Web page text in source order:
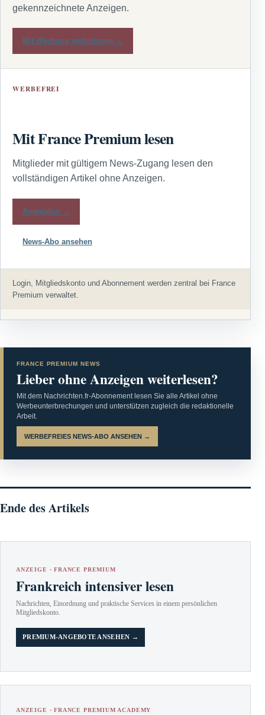
gekennzeichnete Anzeigen.
Mit Werbung weiterlesen →
WERBEFREI
Mit France Premium lesen
Mitglieder mit gültigem News-Zugang lesen den
vollständigen Artikel ohne Anzeigen.
Anmelden →
News-Abo ansehen
Login, Mitgliedskonto und Abonnement werden zentral bei France
Premium verwaltet.
FRANCE PREMIUM NEWS
Lieber ohne Anzeigen weiterlesen?
Mit dem Nachrichten.fr-Abonnement lesen Sie alle Artikel ohne
Werbeunterbrechungen und unterstützen zugleich die redaktionelle
Arbeit.
WERBEFREIES NEWS-ABO ANSEHEN →
Ende des Artikels
ANZEIGE · FRANCE PREMIUM
Frankreich intensiver lesen
Nachrichten, Einordnung und praktische Services in einem persönlichen
Mitgliedskonto.
PREMIUM-ANGEBOTE ANSEHEN →
ANZEIGE · FRANCE PREMIUM ACADEMY